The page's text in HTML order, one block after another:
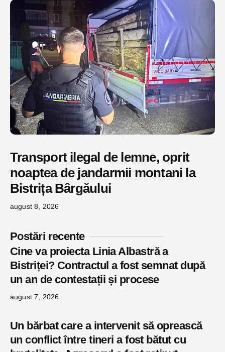
Transport ilegal de lemne, oprit
noaptea de jandarmii montani la
Bistrița Bârgăului
august 8, 2026
Postări recente
Cine va proiecta Linia Albastră a
Bistriței? Contractul a fost semnat după
un an de contestații și procese
august 7, 2026
Un bărbat care a intervenit să oprească
un conflict între tineri a fost bătut cu